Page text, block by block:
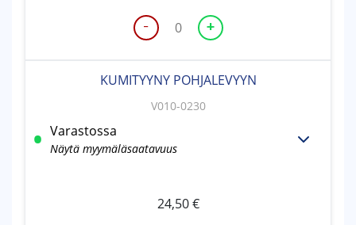
-
JOUSI
LX90
(suositus
määrä
+
KUMITYYNY POHJALEVYYN
V010-0230
Varastossa
Näytä myymäläsaatavuus
24,50€